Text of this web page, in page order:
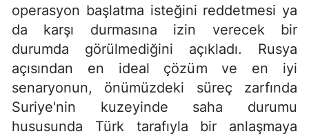
operasyon başlatma isteğini reddetmesi ya
da karşı durmasına izin verecek bir
durumda görülmediğini açıkladı. Rusya
açısından en ideal çözüm ve en iyi
senaryonun, önümüzdeki süreç zarfında
Suriye'nin kuzeyinde saha durumu
hususunda Türk tarafıyla bir anlaşmaya